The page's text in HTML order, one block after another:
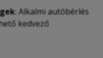
: Alkalmi autóbérlés
kedvező